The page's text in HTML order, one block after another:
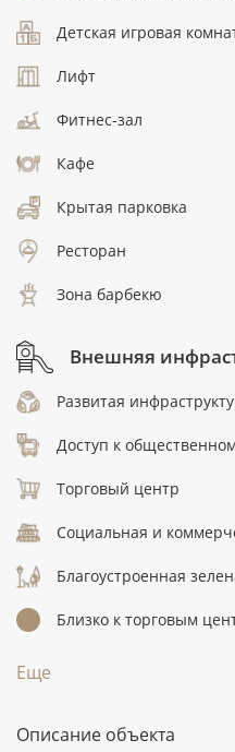
Детская игровая
Лифт
Фитнес-зал
Кафе
Крытая парковка
Ресторан
Зона барбекю
Внешняя
Развитая
Доступ к
Торговый центр
Социальная и
Благоустроенная
Близко к торговым
Еще
Описание объекта